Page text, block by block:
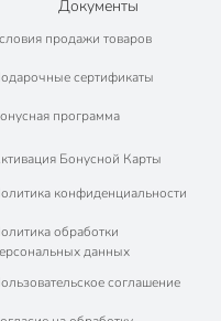
Документы
продажи товаров
сертификаты
программа
Бонусной Карты
конфиденциальности
обработки
данных
соглашение